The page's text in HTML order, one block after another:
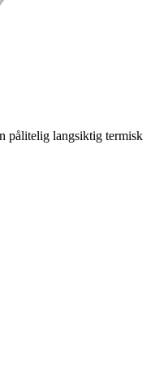
pålitelig langsiktig termisk